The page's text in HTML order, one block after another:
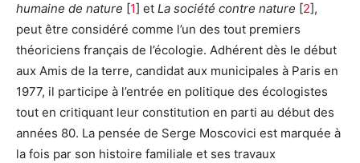
humaine de nature [1] et La société contre nature [2],
peut être considéré comme l’un des tout premiers
théoriciens français de l’écologie. Adhérent dès le début
aux Amis de la terre, candidat aux municipales à Paris en
1977, il participe à l’entrée en politique des écologistes
tout en critiquant leur constitution en parti au début des
années 80. La pensée de Serge Moscovici est marquée à
la fois par son histoire familiale et ses travaux